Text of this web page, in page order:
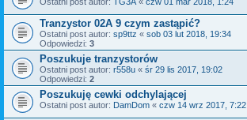
Tranzystor 02A 9 czym zastąpić?
Ostatni post autor: sp9ttz « sob 03 lut 2018, 19:34
Odpowiedzi: 3
Poszukuje tranzystorów
Ostatni post autor: r558u « śr 29 lis 2017, 19:02
Odpowiedzi: 2
Poszukuję cewki odchylającej
Ostatni post autor: DamDom « czw 14 wrz 2017, 7:22